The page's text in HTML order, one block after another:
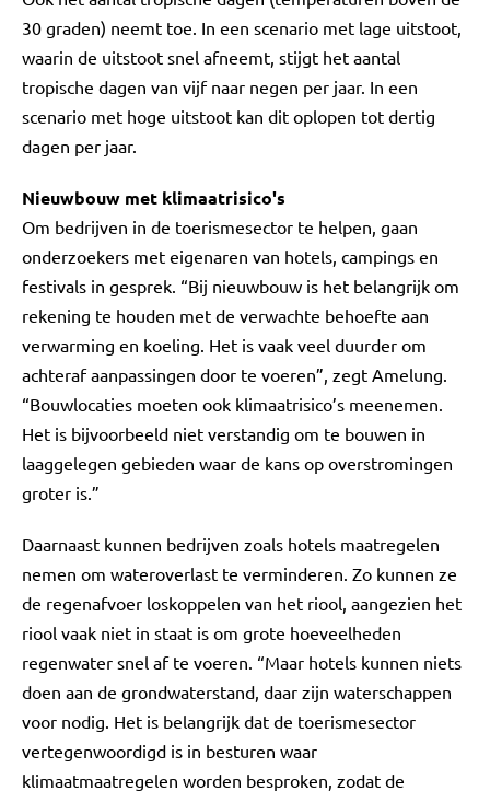
30 graden) neemt toe. In een scenario met lage uitstoot,
waarin de uitstoot snel afneemt, stijgt het aantal
tropische dagen van vijf naar negen per jaar. In een
scenario met hoge uitstoot kan dit oplopen tot dertig
dagen per jaar.
Nieuwbouw met klimaatrisico's
Om bedrijven in de toerismesector te helpen, gaan
onderzoekers met eigenaren van hotels, campings en
festivals in gesprek. “Bij nieuwbouw is het belangrijk om
rekening te houden met de verwachte behoefte aan
verwarming en koeling. Het is vaak veel duurder om
achteraf aanpassingen door te voeren”, zegt Amelung.
“Bouwlocaties moeten ook klimaatrisico’s meenemen.
Het is bijvoorbeeld niet verstandig om te bouwen in
laaggelegen gebieden waar de kans op overstromingen
groter is.”
Daarnaast kunnen bedrijven zoals hotels maatregelen
nemen om wateroverlast te verminderen. Zo kunnen ze
de regenafvoer loskoppelen van het riool, aangezien het
riool vaak niet in staat is om grote hoeveelheden
regenwater snel af te voeren. “Maar hotels kunnen niets
doen aan de grondwaterstand, daar zijn waterschappen
voor nodig. Het is belangrijk dat de toerismesector
vertegenwoordigd is in besturen waar
klimaatmaatregelen worden besproken, zodat de